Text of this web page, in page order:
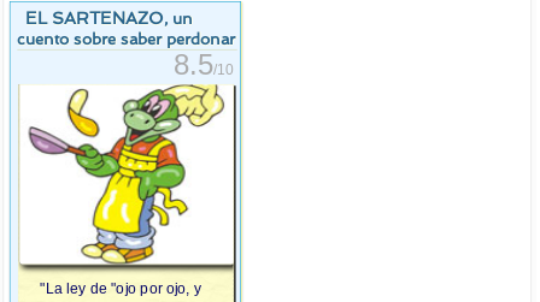
EL SARTENAZO, un
cuento sobre saber perdonar
8.5/10
"La ley de "ojo por ojo, y